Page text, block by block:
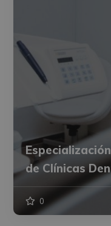
de Clínicas
0